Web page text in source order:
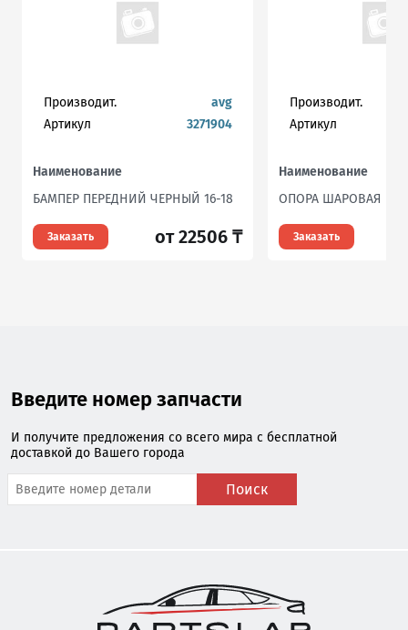
Производит.
avg
Артикул
3271904
Наименование
БАМПЕР ПЕРЕДНИЙ ЧЕРНЫЙ 16-18
Заказать от 22506 ₸
Производит.
Артикул
Наименование
ОПОРА ШАРОВАЯ
Заказать
Введите номер запчасти
И получите предложения со всего мира с бесплатной
доставкой до Вашего города
Поиск